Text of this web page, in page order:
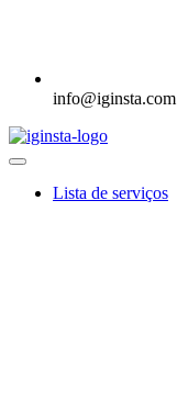
info@iginsta.com
Lista de serviços